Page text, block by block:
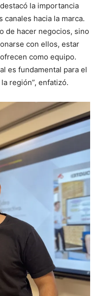
la importancia
hacia la marca.
de hacer negocios, sino
con ellos, estar
como equipo.
es fundamental para el
región”, enfatizó.